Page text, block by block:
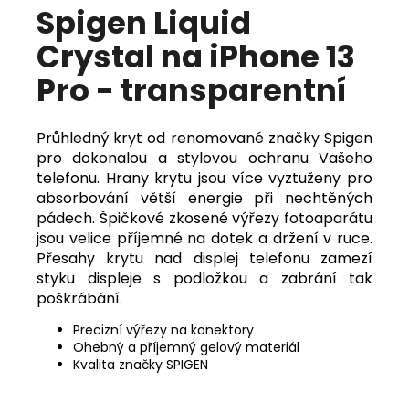
Spigen Liquid
Crystal na iPhone 13
Pro - transparentní
Průhledný kryt od renomované značky Spigen
pro dokonalou a stylovou ochranu Vašeho
telefonu. Hrany krytu jsou více vyztuženy pro
absorbování větší energie při nechtěných
pádech. Špičkové zkosené výřezy fotoaparátu
jsou velice příjemné na dotek a držení v ruce.
Přesahy krytu nad displej telefonu zamezí
styku displeje s podložkou a zabrání tak
poškrábání.
Precizní výřezy na konektory
Ohebný a příjemný gelový materiál
Kvalita značky SPIGEN